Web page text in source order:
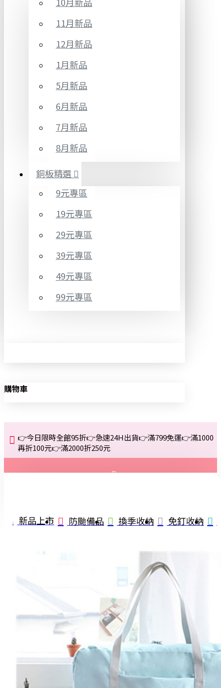
11月新品
12月新品
1月新品
5月新品
6月新品
7月新品
8月新品
銅板精選
9元專區
19元專區
29元專區
39元專區
49元專區
99元專區
購物車
👉今日限時全館95折👉急速24H出貨👉滿799免運👉滿1000
再折100元👉滿2000折250元
註冊
新品上市 防颱備品 換季收納 免釘收納